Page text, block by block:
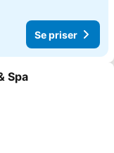
Se priser
Spa